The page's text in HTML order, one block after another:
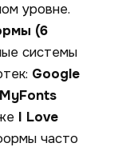
уровне.
(6
системы
Google
MyFonts
I Love
часто